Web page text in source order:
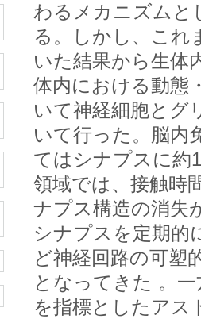
わるメカニズムと
る。しかし、これ
いた結果から生体
体内における動態
いて神経細胞とグ
いて行った。脳内
てはシナプスに約
領域では、接触時
ナプス構造の消失
シナプスを定期的
ど神経回路の可塑
となってきた 。
を指標としたアス